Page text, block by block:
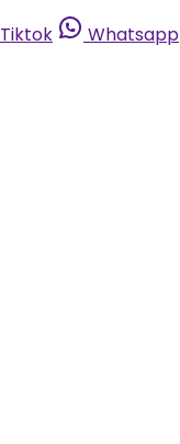
Tiktok Whatsapp